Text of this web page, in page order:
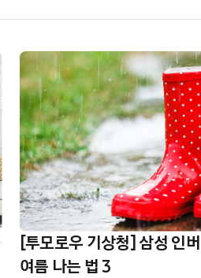
[투모로우 기상청] 삼성 인
여름 나는 법 3